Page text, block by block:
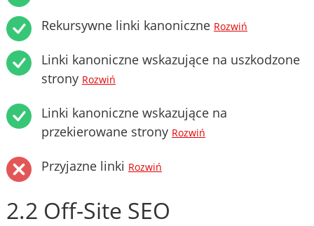
Rekursywne linki kanoniczne Rozwiń
Linki kanoniczne wskazujące na uszkodzone
strony Rozwiń
Linki kanoniczne wskazujące na
przekierowane strony Rozwiń
Przyjazne linki Rozwiń
2.2 Off-Site SEO